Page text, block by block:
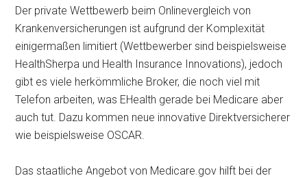
Der private Wettbewerb beim Onlinevergleich von
Krankenversicherungen ist aufgrund der Komplexität
einigermaßen limitiert (Wettbewerber sind beispielsweise
HealthSherpa und Health Insurance Innovations), jedoch
gibt es viele herkömmliche Broker, die noch viel mit
Telefon arbeiten, was EHealth gerade bei Medicare aber
auch tut. Dazu kommen neue innovative Direktversicherer
wie beispielsweise OSCAR.
Das staatliche Angebot von Medicare.gov hilft bei der